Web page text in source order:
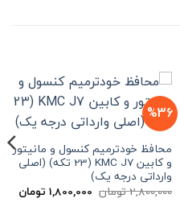
1,990,000 تومان
%36
محافظ خودترمیم کنسول و مانیتور
و کابین KMC J7 (23 تکه) (اصلی
وارداتی درجه یک)
2,800,000تومان قیمت
اصلی
1,800,000 تومان